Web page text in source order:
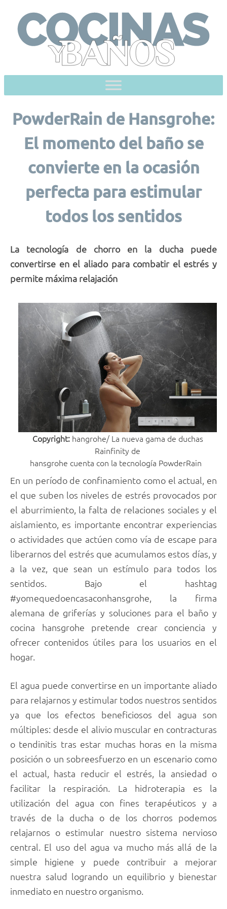
content
PowderRain de Hansgrohe:
El momento del baño se
convierte en la ocasión
perfecta para estimular
todos los sentidos
La tecnología de chorro en la ducha puede
convertirse en el aliado para combatir el estrés y
permite máxima relajación
Copyright:hangrohe/ La nueva gama de duchas
Rainfinity de
hansgrohe cuenta con la tecnología PowderRain
En un período de confinamiento como el actual, en
el que suben los niveles de estrés provocados por
el aburrimiento, la falta de relaciones sociales y el
aislamiento, es importante encontrar experiencias
o actividades que actúen como vía de escape para
liberarnos del estrés que acumulamos estos días, y
a la vez, que sean un estímulo para todos los
sentidos. Bajo el hashtag
#yomequedoencasaconhansgrohe, la firma
alemana de griferías y soluciones para el baño y
cocina hansgrohe pretende crear conciencia y
ofrecer contenidos útiles para los usuarios en el
hogar.
El agua puede convertirse en un importante aliado
para relajarnos y estimular todos nuestros sentidos
ya que los efectos beneficiosos del agua son
múltiples: desde el alivio muscular en contracturas
o tendinitis tras estar muchas horas en la misma
posición o un sobreesfuerzo en un escenario como
el actual, hasta reducir el estrés, la ansiedad o
facilitar la respiración. La hidroterapia es la
utilización del agua con fines terapéuticos y a
través de la ducha o de los chorros podemos
relajarnos o estimular nuestro sistema nervioso
central. El uso del agua va mucho más allá de la
simple higiene y puede contribuir a mejorar
nuestra salud logrando un equilibrio y bienestar
inmediato en nuestro organismo.